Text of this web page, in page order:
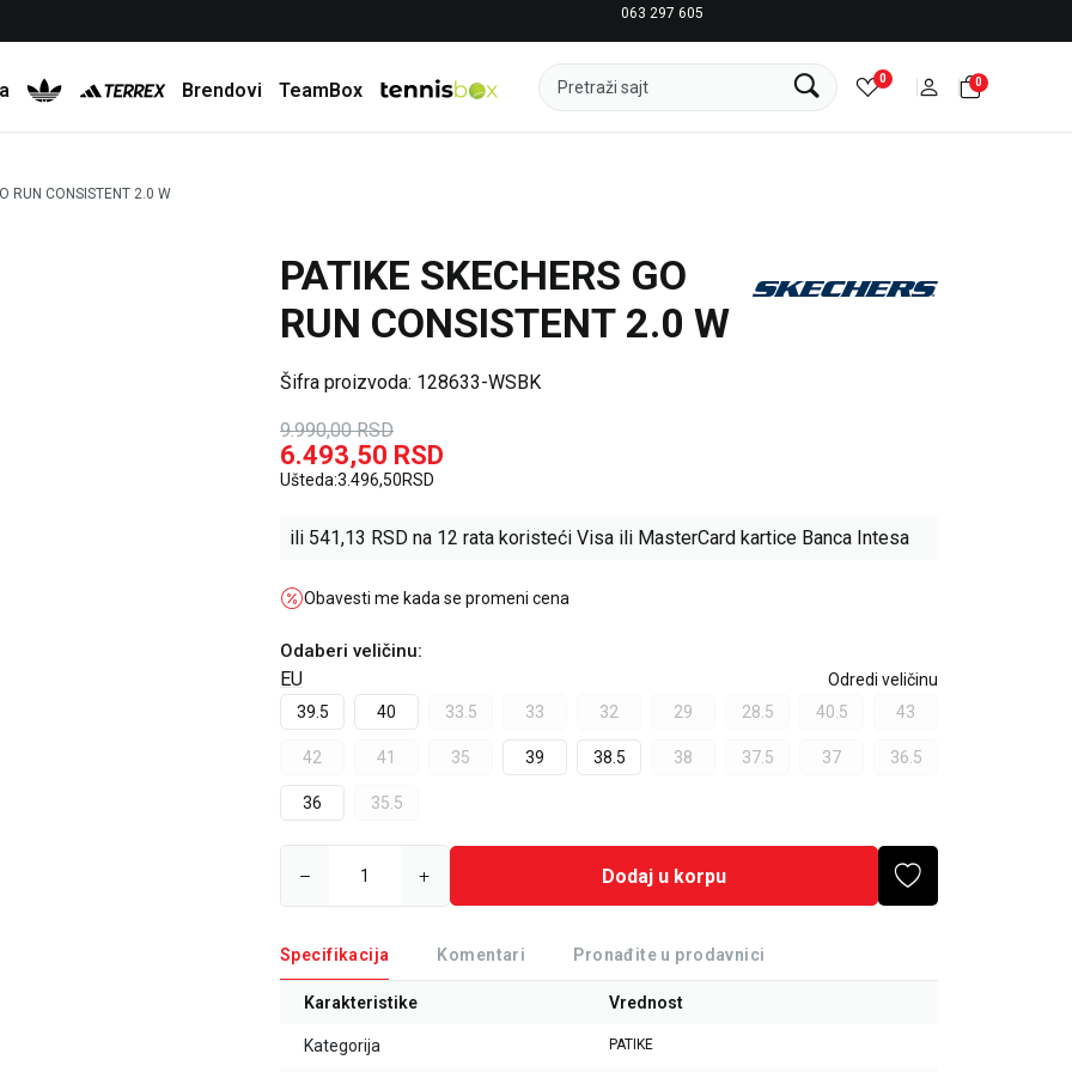
063 297 605
Brendovi TeamBox Pretraži sajt 0 0
RUN CONSISTENT 2.0 W
PATIKE SKECHERS GO
RUN CONSISTENT 2.0 W
Šifra proizvoda: 128633-WSBK
9.990,00 RSD
6.493,50 RSD
Ušteda:3.496,50RSD
ili 541,13 RSD na 12 rata koristeći Visa ili MasterCard kartice Banca Intesa
Obavesti me kada se promeni cena
Odaberi veličinu:
EU
Odredi veličinu
39.5
40 33.5 33 32 29 28.5 40.5 43
42 41 35 39 38.5 38 37.5 37 36.5
36 35.5
Dodaj u korpu
Specifikacija Komentari Pronađite u prodavnici
Karakteristike Vrednost
Kategorija PATIKE